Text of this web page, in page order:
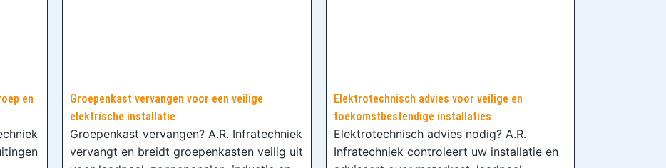
en
Groepenkast vervangen voor een veilige
elektrische installatie
Groepenkast vervangen? A.R. Infratechniek
vervangt en breidt groepenkasten veilig uit
Elektrotechnisch advies voor veilige en
toekomstbestendige installaties
Elektrotechnisch advies nodig? A.R.
Infratechniek controleert uw installatie en